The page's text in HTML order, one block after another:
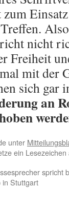
nicht
Freiheit
mit der
sich
an
unter
ein Lesezeichen
spricht
in Stuttgart